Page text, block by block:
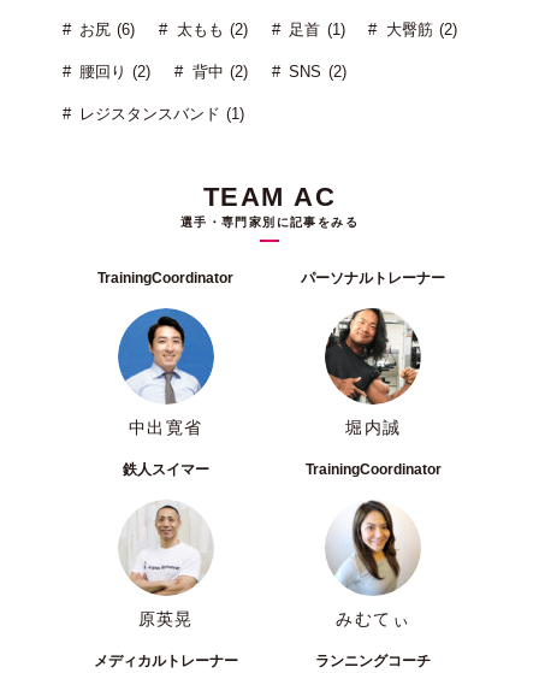
お尻 (6) 太もも (2) 足首 (1) 大臀筋 (2)
腰回り (2) 背中 (2) SNS (2)
レジスタンスバンド (1)
TEAM AC
選手・専門家別に記事をみる
TrainingCoordinator
中出寛省
パーソナルトレーナー
堀内誠
鉄人スイマー
原英晃
TrainingCoordinator
みむてぃ
メディカルトレーナー ランニングコーチ